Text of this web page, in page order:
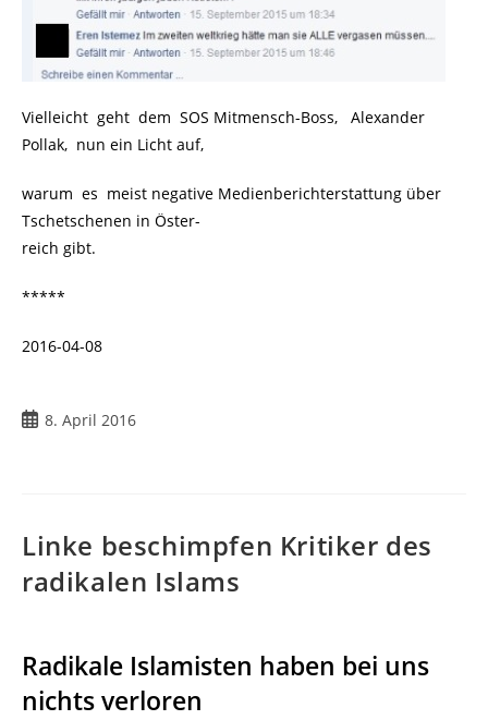
Vielleicht geht dem SOS Mitmensch-Boss, Alexander
Pollak, nun ein Licht auf,
warum es meist negative Medienberichterstattung über
Tschetschenen in Öster-
reich gibt.
*****
2016-04-08
8. April 2016
Linke beschimpfen Kritiker des
radikalen Islams
Radikale Islamisten haben bei uns
nichts verloren